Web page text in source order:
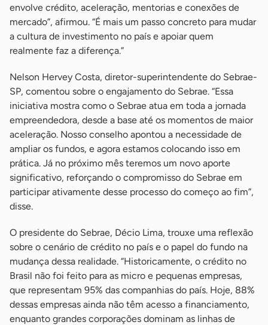
envolve crédito, aceleração, mentorias e conexões de
mercado”, afirmou. “É mais um passo concreto para mudar
a cultura de investimento no país e apoiar quem
realmente faz a diferença.”
Nelson Hervey Costa, diretor-superintendente do Sebrae-
SP, comentou sobre o engajamento do Sebrae. “Essa
iniciativa mostra como o Sebrae atua em toda a jornada
empreendedora, desde a base até os momentos de maior
aceleração. Nosso conselho apontou a necessidade de
ampliar os fundos, e agora estamos colocando isso em
prática. Já no próximo mês teremos um novo aporte
significativo, reforçando o compromisso do Sebrae em
participar ativamente desse processo do começo ao fim”,
disse.
O presidente do Sebrae, Décio Lima, trouxe uma reflexão
sobre o cenário de crédito no país e o papel do fundo na
mudança dessa realidade. “Historicamente, o crédito no
Brasil não foi feito para as micro e pequenas empresas,
que representam 95% das companhias do país. Hoje, 88%
dessas empresas ainda não têm acesso a financiamento,
enquanto grandes corporações dominam as linhas de